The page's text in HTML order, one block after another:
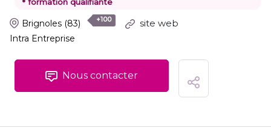
Brignoles (83) +100 site web
Intra Entreprise
Nous contacter